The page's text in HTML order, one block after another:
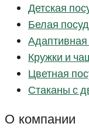
Детская
Белая
Кружки и
Цветная
Стаканы с
О компании